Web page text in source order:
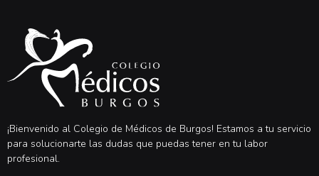
¡Bienvenido al Colegio de Médicos de Burgos! Estamos a tu servicio
para solucionarte las dudas que puedas tener en tu labor
profesional.